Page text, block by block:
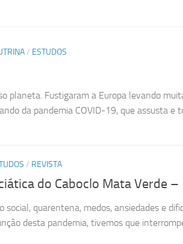
/ ESTUDOS
planeta. Fustigaram a Europa levando
da pandemia COVID-19, que assusta e
/ REVISTA
do Caboclo Mata Verde
quarentena, medos, ansiedades e
desta pandemia, tivemos que